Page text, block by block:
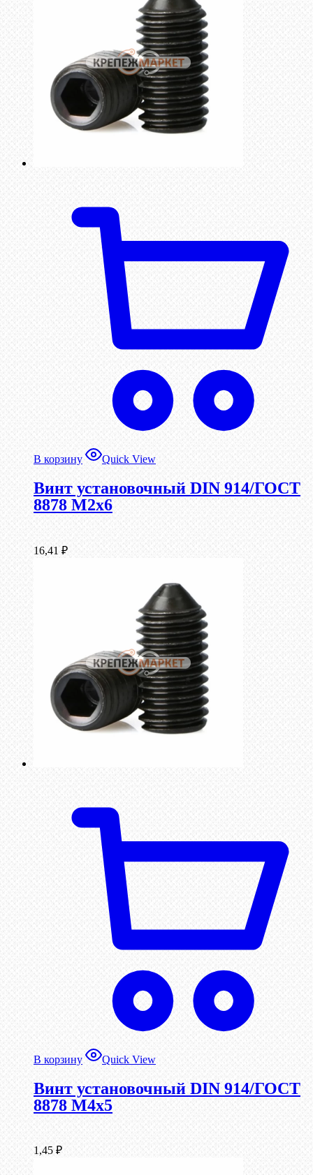
В корзину Quick View
Винт установочный DIN 914/ГОСТ
8878 M2x6
16,41 ₽
В корзину Quick View
Винт установочный DIN 914/ГОСТ
8878 M4x5
1,45 ₽